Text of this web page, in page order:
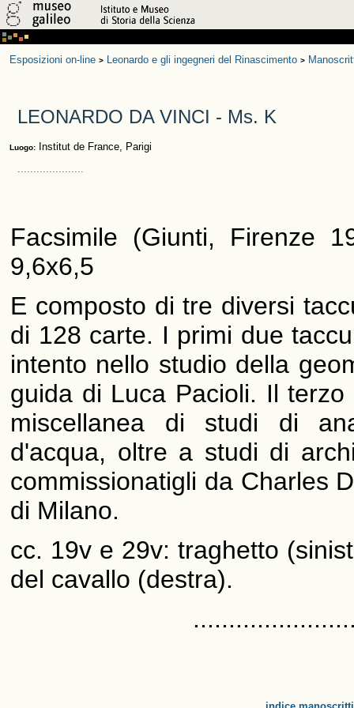
Esposizioni on-line > Leonardo e gli ingegneri del Rinascimento >
LEONARDO DA VINCI - Ms. K
Luogo:
Institut de France, Parigi
.....................
Facsimile (Giunti, Firenze
9,6x6,5
E composto di tre diversi
di 128 carte. I primi due
intento nello studio della
guida di Luca Pacioli. Il
miscellanea di studi di
d'acqua, oltre a studi di
commissionatigli da Charles
di Milano.
cc. 19v e 29v: traghetto
del cavallo (destra).